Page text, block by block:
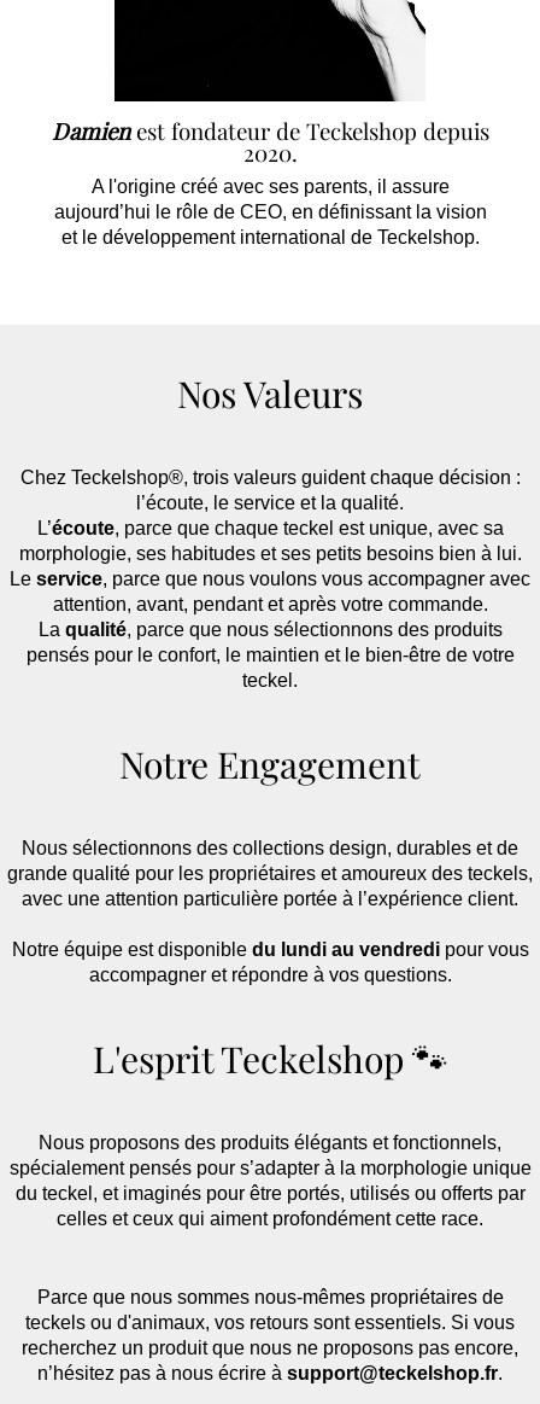
Damienest fondateur de Teckelshop depuis
2020.
A l'origine créé avec ses parents, il assure
aujourd’hui le rôle de CEO, en définissant la vision
et le développement international de Teckelshop.
Nos Valeurs
Chez Teckelshop®, trois valeurs guident chaque décision :
l’écoute, le service et la qualité.
L’écoute, parce que chaque teckel est unique, avec sa
morphologie, ses habitudes et ses petits besoins bien à lui.
Le service, parce que nous voulons vous accompagner avec
attention, avant, pendant et après votre commande.
La qualité, parce que nous sélectionnons des produits
pensés pour le confort, le maintien et le bien-être de votre
teckel.
Notre Engagement
Nous sélectionnons des collections design, durables et de
grande qualité pour les propriétaires et amoureux des teckels,
avec une attention particulière portée à l’expérience client.
Notre équipe est disponible du lundi au vendredipour vous
accompagner et répondre à vos questions.
L'esprit Teckelshop 🐾
Nous proposons des produits élégants et fonctionnels,
spécialement pensés pour s’adapter à la morphologie unique
du teckel, et imaginés pour être portés, utilisés ou offerts par
celles et ceux qui aiment profondément cette race.
Parce que nous sommes nous-mêmes propriétaires de
teckels ou d'animaux, vos retours sont essentiels. Si vous
recherchez un produit que nous ne proposons pas encore,
n’hésitez pas à nous écrire à support@teckelshop.fr.